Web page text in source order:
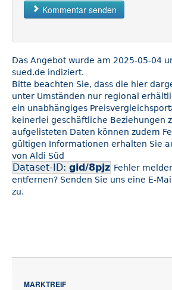
Kommentar senden
Das Angebot wurde am 2025-05-04
sued.de indiziert.
Bitte beachten Sie, dass die hier
unter Umständen nur regional
ein unabhängiges
keinerlei geschäftliche Beziehungen
aufgelisteten Daten können zudem
gültigen Informationen erhalten Sie
von Aldi Süd
Dataset-ID: gid/8pjz Fehler
entfernen? Senden Sie uns eine E-
zu.
MARKTREIF